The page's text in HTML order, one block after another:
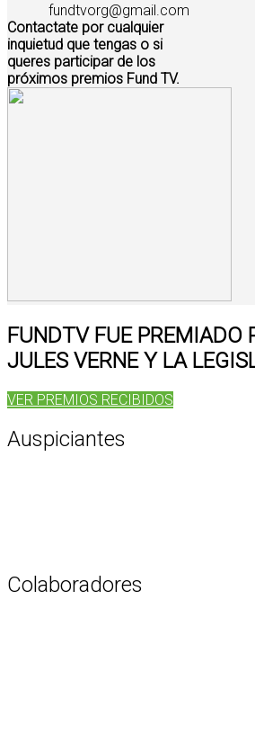
fundtvorg@gmail.com
Contactate por cualquier
inquietud que tengas o si
queres participar de los
próximos premios Fund TV.
FUNDTV FUE PREMIADO
JULES VERNE Y LA
VER PREMIOS RECIBIDOS
Auspiciantes
Colaboradores